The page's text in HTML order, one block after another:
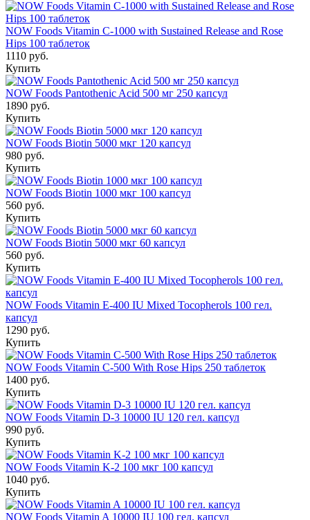
NOW Foods Vitamin C-1000 with Sustained Release and Rose
Hips 100 таблеток
1110 руб.
Купить
NOW Foods Pantothenic Acid 500 мг 250 капсул
1890 руб.
Купить
NOW Foods Biotin 5000 мкг 120 капсул
980 руб.
Купить
NOW Foods Biotin 1000 мкг 100 капсул
560 руб.
Купить
NOW Foods Biotin 5000 мкг 60 капсул
560 руб.
Купить
NOW Foods Vitamin E-400 IU Mixed Tocopherols 100 гел.
капсул
1290 руб.
Купить
NOW Foods Vitamin C-500 With Rose Hips 250 таблеток
1400 руб.
Купить
NOW Foods Vitamin D-3 10000 IU 120 гел. капсул
990 руб.
Купить
NOW Foods Vitamin K-2 100 мкг 100 капсул
1040 руб.
Купить
NOW Foods Vitamin A 10000 IU 100 гел. капсул